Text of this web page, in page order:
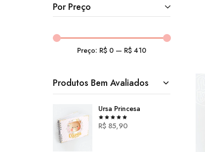
Por Preço
Preço: R$ 0— R$ 410
Produtos Bem Avaliados
Ursa Princesa
R$ 85,90